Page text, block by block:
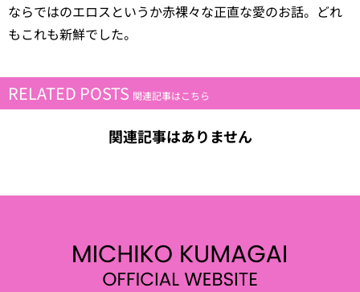
ならではのエロスというか赤裸々な正直な愛のお話。どれ
もこれも新鮮でした。
RELATED POSTS 関連記事はこちら
関連記事はありません